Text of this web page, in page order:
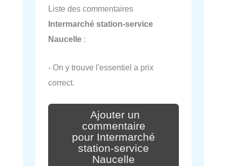
Liste des commentaires
Intermarché station-service
Naucelle :
- On y trouve l'essentiel a prix
correct.
Ajouter un
commentaire
pour Intermarché
station-service
Naucelle